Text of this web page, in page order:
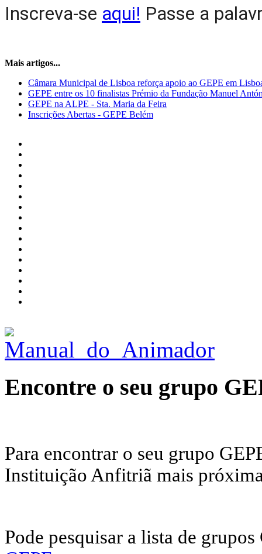
Inscreva-se aqui! Passe a
Mais artigos...
Câmara Municipal de Lisboa reforça apoio ao GEPE em
GEPE entre os 10 finalistas Prémio da Fundação Manuel
GEPE na ALPE - Sta. Maria da Feira
Inscrições Abertas - GEPE Belém
Encontre o seu grupo
Para encontrar o seu grupo
Instituição Anfitriã mais
Pode pesquisar a lista de